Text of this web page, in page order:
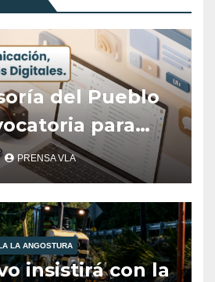
del Pueblo
para
de
Prensa y
PRENSA VLA
LA ANGOSTURA
insistirá con la